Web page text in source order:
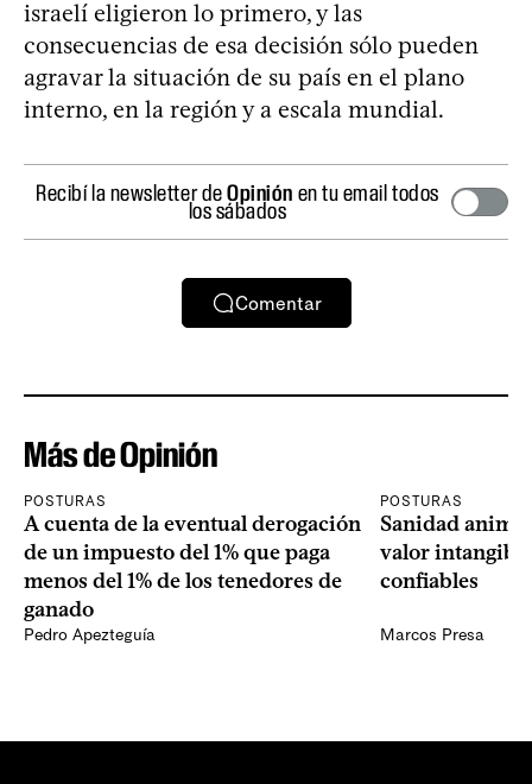
israelí eligieron lo primero, y las
consecuencias de esa decisión sólo pueden
agravar la situación de su país en el plano
interno, en la región y a escala mundial.
Recibí la newsletter deOpinión en tu email todos
los sábados
Comentar
Más de Opinión
POSTURAS
A cuenta de la eventual derogación
de un impuesto del 1% que paga
menos del 1% de los tenedores de
ganado
Pedro Apezteguía
POSTURAS
Sanidad
valor
confiables
Marcos Presa